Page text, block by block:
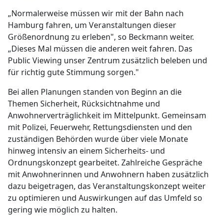
„Normalerweise müssen wir mit der Bahn nach
Hamburg fahren, um Veranstaltungen dieser
Größenordnung zu erleben", so Beckmann weiter.
„Dieses Mal müssen die anderen weit fahren. Das
Public Viewing unser Zentrum zusätzlich beleben und
für richtig gute Stimmung sorgen."
Bei allen Planungen standen von Beginn an die
Themen Sicherheit, Rücksichtnahme und
Anwohnerverträglichkeit im Mittelpunkt. Gemeinsam
mit Polizei, Feuerwehr, Rettungsdiensten und den
zuständigen Behörden wurde über viele Monate
hinweg intensiv an einem Sicherheits- und
Ordnungskonzept gearbeitet. Zahlreiche Gespräche
mit Anwohnerinnen und Anwohnern haben zusätzlich
dazu beigetragen, das Veranstaltungskonzept weiter
zu optimieren und Auswirkungen auf das Umfeld so
gering wie möglich zu halten.